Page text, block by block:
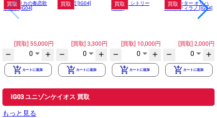
買取
フレデリカの奏恋歌
ゆたか [IG04]
55,000円
remove 0 add
add_shopping_cart カートに追加
買取
都城出雲 [IG04]
3,300円
remove 0 add
add_shopping_cart カートに追加
買取
ニーナ・シトリー
[IG04]
10,000円
remove 0 add
add_shopping_cartカートに追加
買取
レゾネーター オリハ
ルコンティラノ [IG04]
2,000円
remove 0 add
add_shopping_cartカートに追加
IG03 ユニゾンケイオス 買取
もっと見る